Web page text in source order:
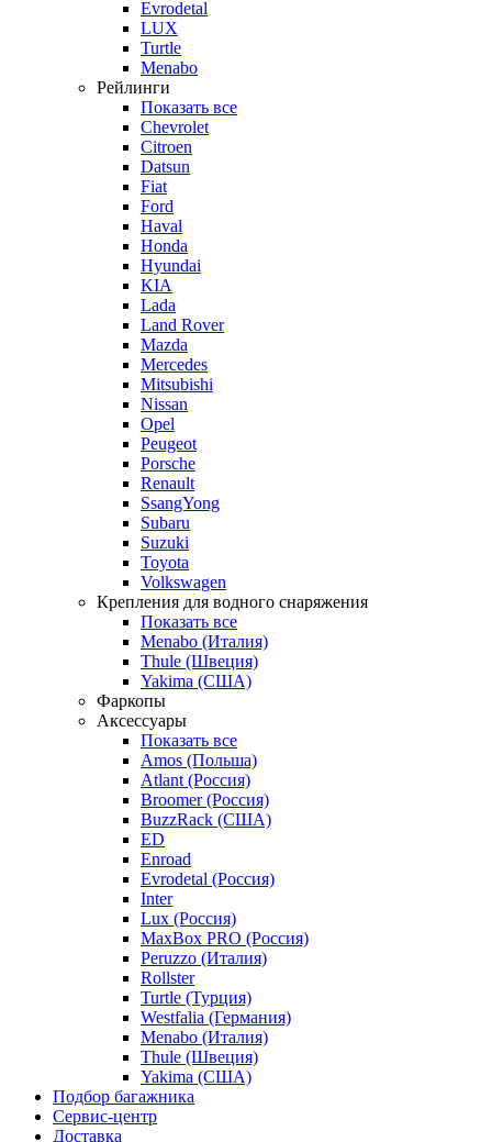
Evrodetal
LUX
Turtle
Menabo
Рейлинги
Показать все
Chevrolet
Citroen
Datsun
Fiat
Ford
Haval
Honda
Hyundai
KIA
Lada
Land Rover
Mazda
Mercedes
Mitsubishi
Nissan
Opel
Peugeot
Porsche
Renault
SsangYong
Subaru
Suzuki
Toyota
Volkswagen
Крепления для водного снаряжения
Показать все
Menabo (Италия)
Thule (Швеция)
Yakima (США)
Фаркопы
Аксессуары
Показать все
Amos (Польша)
Atlant (Россия)
Broomer (Россия)
BuzzRack (США)
ED
Enroad
Evrodetal (Россия)
Inter
Lux (Россия)
MaxBox PRO (Россия)
Peruzzo (Италия)
Rollster
Turtle (Турция)
Westfalia (Германия)
Menabo (Италия)
Thule (Швеция)
Yakima (США)
Подбор багажника
Сервис-центр
Доставка